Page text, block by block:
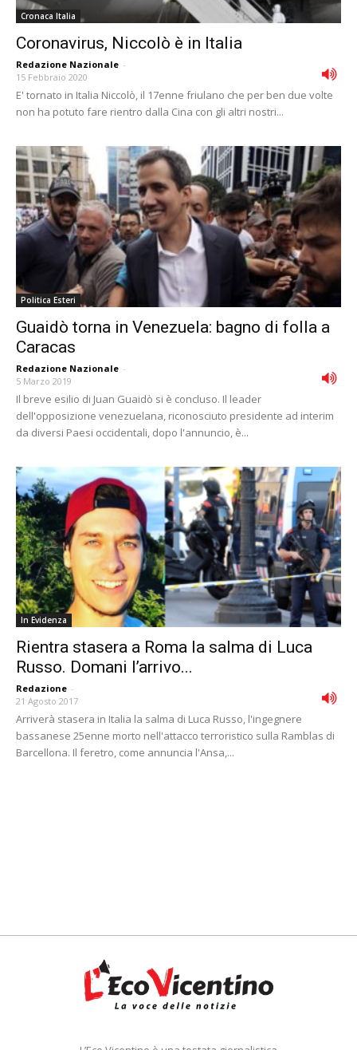
Cronaca Italia
Coronavirus, Niccolò è in Italia
Redazione Nazionale -
15 Febbraio 2020
E' tornato in Italia Niccolò, il 17enne friulano che per ben due volte
non ha potuto fare rientro dalla Cina con gli altri nostri...
Politica Esteri
Guaidò torna in Venezuela: bagno di folla a
Caracas
Redazione Nazionale -
5 Marzo 2019
Il breve esilio di Juan Guaidò si è concluso. Il leader
dell'opposizione venezuelana, riconosciuto presidente ad interim
da diversi Paesi occidentali, dopo l'annuncio, è...
In Evidenza
Rientra stasera a Roma la salma di Luca
Russo. Domani l’arrivo...
Redazione -
21 Agosto 2017
Arriverà stasera in Italia la salma di Luca Russo, l'ingegnere
bassanese 25enne morto nell'attacco terroristico sulla Ramblas di
Barcellona. Il feretro, come annuncia l'Ansa,...